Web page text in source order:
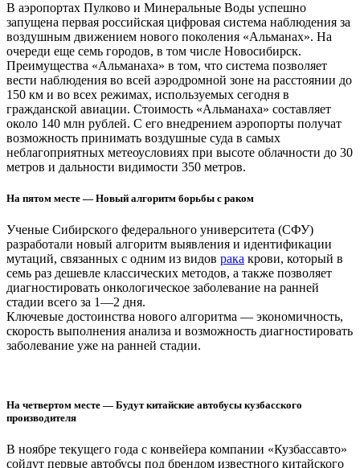
В аэропортах Пулково и Минеральные Воды успешно
запущена первая российская цифровая система наблюдения за
воздушным движением нового поколения «Альманах». На
очереди еще семь городов, в том числе Новосибирск.
Преимущества «Альманаха» в том, что система позволяет
вести наблюдения во всей аэродромной зоне на расстоянии до
150 км и во всех режимах, используемых сегодня в
гражданской авиации. Стоимость «Альманаха» составляет
около 140 млн рублей. С его внедрением аэропорты получат
возможность принимать воздушные суда в самых
неблагоприятных метеоусловиях при высоте облачности до 30
метров и дальности видимости 350 метров.
На пятом месте — Новый алгоритм борьбы с раком
Ученые Сибирского федерального университета (СФУ)
разработали новый алгоритм выявления и идентификации
мутаций, связанных с одним из видов рака крови, который в
семь раз дешевле классических методов, а также позволяет
диагностировать онкологическое заболевание на ранней
стадии всего за 1—2 дня.
Ключевые достоинства нового алгоритма — экономичность,
скорость выполнения анализа и возможность диагностировать
заболевание уже на ранней стадии.
На четвертом месте — Будут китайские автобусы кузбасского
производителя
В ноябре текущего года с конвейера компании «Кузбассавто»
сойдут первые автобусы под брендом известного китайского